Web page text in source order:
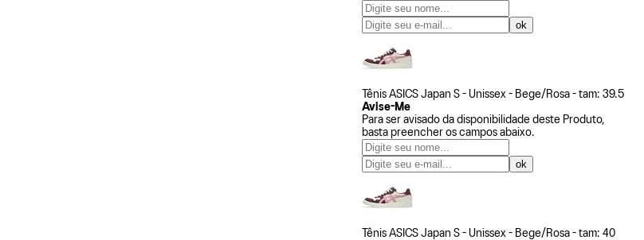
Tênis ASICS Japan S - Unissex - Bege/Rosa - tam: 39.5
Avise-Me
Para ser avisado da disponibilidade deste Produto,
basta preencher os campos abaixo.
Tênis ASICS Japan S - Unissex - Bege/Rosa - tam: 40